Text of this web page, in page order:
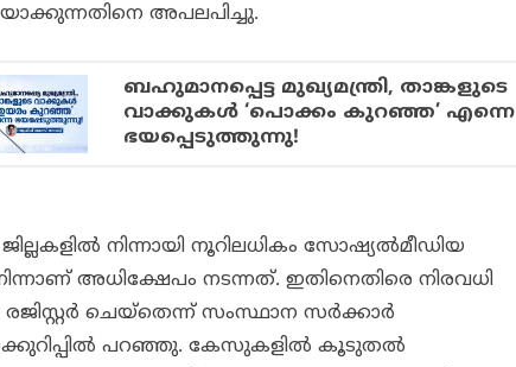
അപലപിച്ചു.
ബഹുമാനപ്പെട്ട മുഖ്യമന്ത്രി, താങ്കളുടെ
വാക്കുകൾ ‘പൊക്കം കുറഞ്ഞ’ എന്നെ
ഭയപ്പെടുത്തുന്നു!
നിന്നായി നൂറിലധികം സോഷ്യല്‍മീഡിയ
അധിക്ഷേപം നടന്നത്. ഇതിനെതിരെ നിരവധി
ചെയ്‌തെന്ന് സംസ്ഥാന സര്‍ക്കാര്‍
പറഞ്ഞു. കേസുകളില്‍ കൂടുതല്‍